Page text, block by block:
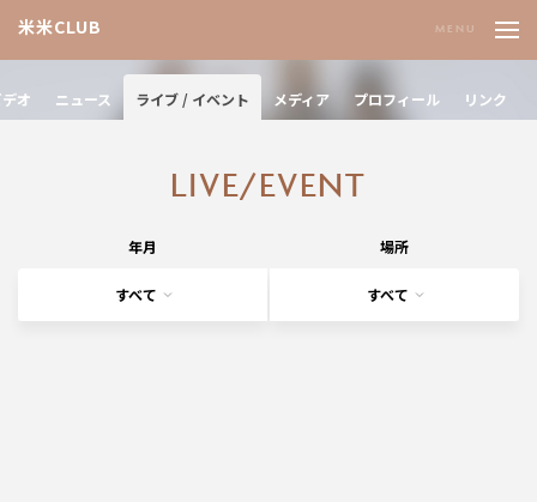
米米CLUB
オ ニュース ライブ / イベント メディア プロフィール リンク
LIVE/EVENT
年月
すべて
場所
すべて